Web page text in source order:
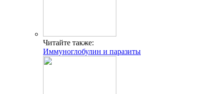
Читайте также:
Иммуноглобулин и паразиты